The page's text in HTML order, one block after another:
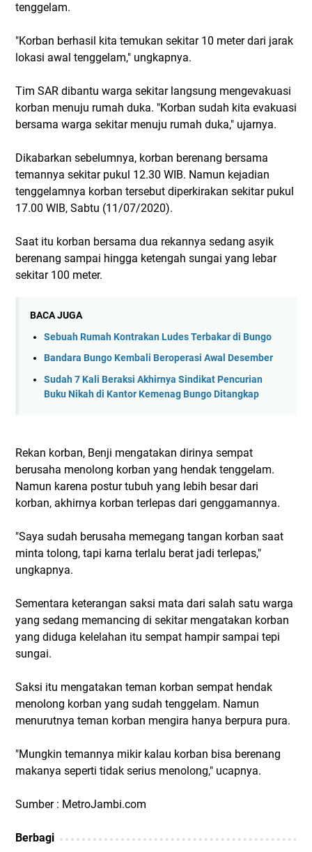
tenggelam.
"Korban berhasil kita temukan sekitar 10 meter dari jarak
lokasi awal tenggelam," ungkapnya.
Tim SAR dibantu warga sekitar langsung mengevakuasi
korban menuju rumah duka. "Korban sudah kita evakuasi
bersama warga sekitar menuju rumah duka," ujarnya.
Dikabarkan sebelumnya, korban berenang bersama
temannya sekitar pukul 12.30 WIB. Namun kejadian
tenggelamnya korban tersebut diperkirakan sekitar pukul
17.00 WIB, Sabtu (11/07/2020).
Saat itu korban bersama dua rekannya sedang asyik
berenang sampai hingga ketengah sungai yang lebar
sekitar 100 meter.
BACA JUGA
Sebuah Rumah Kontrakan Ludes Terbakar di Bungo
Bandara Bungo Kembali Beroperasi Awal Desember
Sudah 7 Kali Beraksi Akhirnya Sindikat Pencurian
Buku Nikah di Kantor Kemenag Bungo Ditangkap
Rekan korban, Benji mengatakan dirinya sempat
berusaha menolong korban yang hendak tenggelam.
Namun karena postur tubuh yang lebih besar dari
korban, akhirnya korban terlepas dari genggamannya.
"Saya sudah berusaha memegang tangan korban saat
minta tolong, tapi karna terlalu berat jadi terlepas,"
ungkapnya.
Sementara keterangan saksi mata dari salah satu warga
yang sedang memancing di sekitar mengatakan korban
yang diduga kelelahan itu sempat hampir sampai tepi
sungai.
Saksi itu mengatakan teman korban sempat hendak
menolong korban yang sudah tenggelam. Namun
menurutnya teman korban mengira hanya berpura pura.
"Mungkin temannya mikir kalau korban bisa berenang
makanya seperti tidak serius menolong," ucapnya.
Sumber : MetroJambi.com
Berbagi